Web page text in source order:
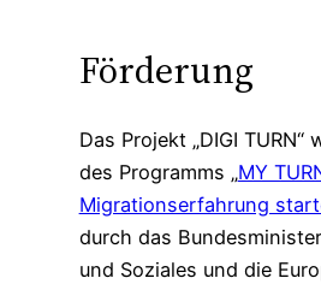
Förderung
Das Projekt „DIGI TURN“
des Programms „MY
Migrationserfahrung
durch das
und Soziales und die